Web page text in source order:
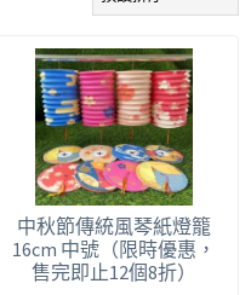
中秋節傳統風琴紙燈籠
16cm 中號（限時優惠，
售完即止12個8折）